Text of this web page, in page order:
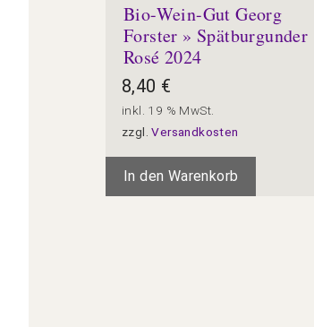
Bio-Wein-Gut Georg
Forster » Spätburgunder
Rosé 2024
8,40 €
inkl. 19 % MwSt.
zzgl.Versandkosten
In den Warenkorb